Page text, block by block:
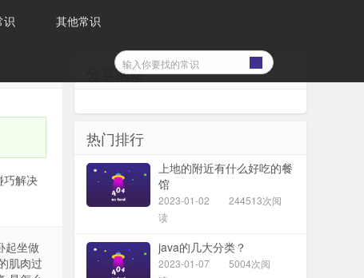
识 其他常识
巧解决
起坐做
肌肉过
分享网站
热门排行
上地的附近有什么好吃的餐
馆
2023-01-02
244513次阅
读
java的几大分类？
2023-01-07
5004次阅